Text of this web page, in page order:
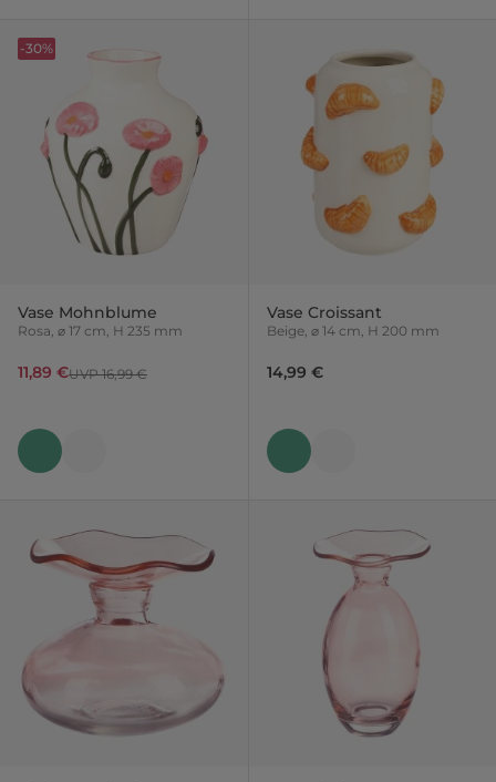
Vase Mohnblume
Rosa, ⌀ 17 cm, H 235 mm
11,89 €UVP 16,99 €
-30%
Vase Croissant
Beige, ⌀ 14 cm, H 200 mm
14,99 €